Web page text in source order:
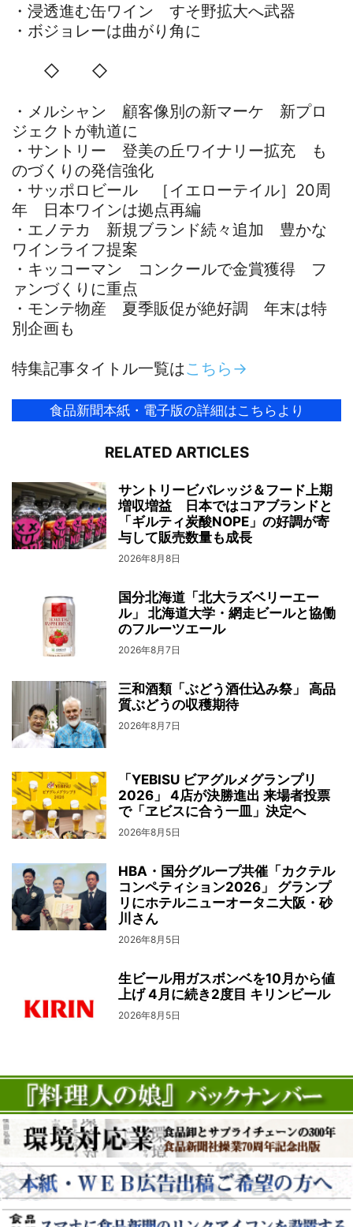
・浸透進む缶ワイン すそ野拡大へ武器
・ボジョレーは曲がり角に
◇ ◇
・メルシャン 顧客像別の新マーケ 新プロ
ジェクトが軌道に
・サントリー 登美の丘ワイナリー拡充 も
のづくりの発信強化
・サッポロビール ［イエローテイル］20周
年 日本ワインは拠点再編
・エノテカ 新規ブランド続々追加 豊かな
ワインライフ提案
・キッコーマン コンクールで金賞獲得 フ
ァンづくりに重点
・モンテ物産 夏季販促が絶好調 年末は特
別企画も
特集記事タイトル一覧はこちら→
食品新聞本紙・電子版の詳細はこちらより
RELATED ARTICLES
サントリービバレッジ＆フード上期
増収増益 日本ではコアブランドと
「ギルティ炭酸NOPE」の好調が寄
与して販売数量も成長
2026年8月8日
国分北海道「北大ラズベリーエー
ル」 北海道大学・網走ビールと協働
のフルーツエール
2026年8月7日
三和酒類「ぶどう酒仕込み祭」 高品
質ぶどうの収穫期待
2026年8月7日
「YEBISU ビアグルメグランプリ
2026」 4店が決勝進出 来場者投票
で「ヱビスに合う一皿」決定へ
2026年8月5日
HBA・国分グループ共催「カクテル
コンペティション2026」 グランプ
リにホテルニューオータニ大阪・砂
川さん
2026年8月5日
生ビール用ガスボンベを10月から値
上げ 4月に続き2度目 キリンビール
2026年8月5日